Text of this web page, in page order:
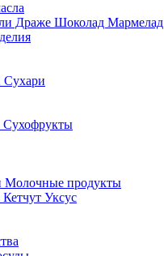
Драже Шоколад Мармелад
Молочные продукты
Уксус